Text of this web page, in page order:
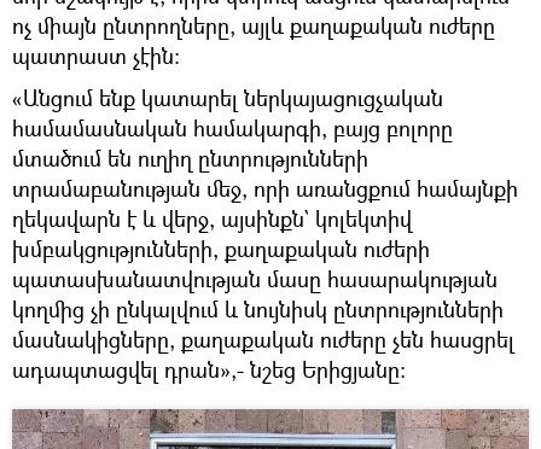
ոչ միայն ընտրողները, այլև քաղաքական ուժերը
պատրաստ չէին։
«Անցում ենք կատարել ներկայացուցչական
համամասնական համակարգի, բայց բոլորը
մտածում են ուղիղ ընտրությունների
տրամաբանության մեջ, որի առանցքում համայնքի
ղեկավարն է և վերջ, այսինքն` կոլեկտիվ
խմբակցությունների, քաղաքական ուժերի
պատասխանատվության մասը հասարակության
կողմից չի ընկալվում և նույնիսկ ընտրությունների
մասնակիցները, քաղաքական ուժերը չեն հասցրել
ադապտացվել դրան»,- նշեց Երիցյանը։